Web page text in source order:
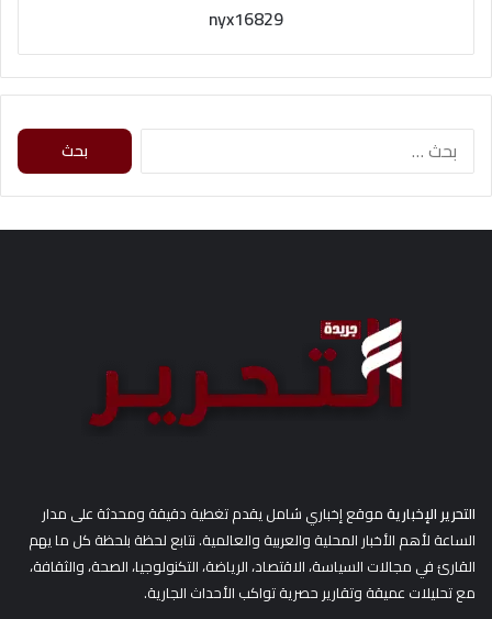
nyx16829
ث
التحرير الإخباريةموقع إخباري شامل يقدم تغطية دقيقة ومحدثة على مدار
الساعة لأهم الأخبار المحلية والعربية والعالمية. نتابع لحظة بلحظة كل ما يهم
القارئ في مجالات السياسة، الاقتصاد، الرياضة، التكنولوجيا، الصحة، والثقافة،
مع تحليلات عميقة وتقارير حصرية تواكب الأحداث الجارية.